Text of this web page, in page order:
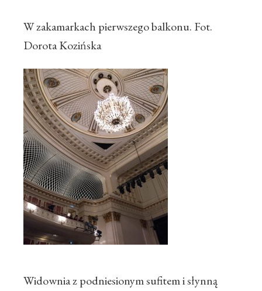
W zakamarkach pierwszego balkonu. Fot.
Dorota Kozińska
Widownia z podniesionym sufitem i słynną